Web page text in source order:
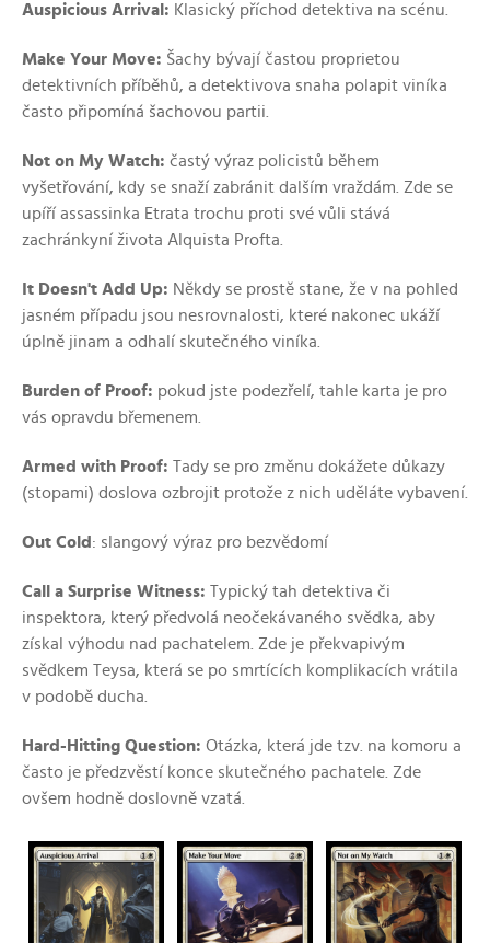
Auspicious Arrival: Klasický příchod detektiva na scénu.
Make Your Move: Šachy bývají častou proprietou
detektivních příběhů, a detektivova snaha polapit viníka
často připomíná šachovou partii.
Not on My Watch: častý výraz policistů během
vyšetřování, kdy se snaží zabránit dalším vraždám. Zde se
upíří assassinka Etrata trochu proti své vůli stává
zachránkyní života Alquista Profta.
It Doesn't Add Up: Někdy se prostě stane, že v na pohled
jasném případu jsou nesrovnalosti, které nakonec ukáží
úplně jinam a odhalí skutečného viníka.
Burden of Proof: pokud jste podezřelí, tahle karta je pro
vás opravdu břemenem.
Armed with Proof: Tady se pro změnu dokážete důkazy
(stopami) doslova ozbrojit protože z nich uděláte vybavení.
Out Cold : slangový výraz pro bezvědomí
Call a Surprise Witness: Typický tah detektiva či
inspektora, který předvolá neočekávaného svědka, aby
získal výhodu nad pachatelem. Zde je překvapivým
svědkem Teysa, která se po smrtících komplikacích vrátila
v podobě ducha.
Hard-Hitting Question: Otázka, která jde tzv. na komoru a
často je předzvěstí konce skutečného pachatele. Zde
ovšem hodně doslovně vzatá.